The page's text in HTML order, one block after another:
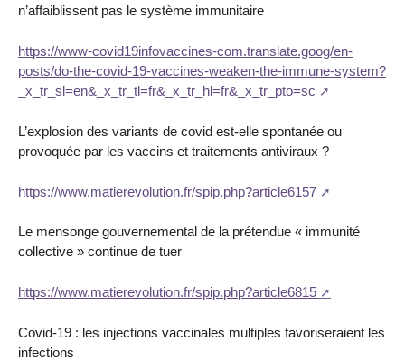
n’affaiblissent pas le système immunitaire
https://www-covid19infovaccines-com.translate.goog/en-
posts/do-the-covid-19-vaccines-weaken-the-immune-system?
_x_tr_sl=en&_x_tr_tl=fr&_x_tr_hl=fr&_x_tr_pto=sc
L’explosion des variants de covid est-elle spontanée ou
provoquée par les vaccins et traitements antiviraux ?
https://www.matierevolution.fr/spip.php?article6157
Le mensonge gouvernemental de la prétendue « immunité
collective » continue de tuer
https://www.matierevolution.fr/spip.php?article6815
Covid-19 : les injections vaccinales multiples favoriseraient les
infections